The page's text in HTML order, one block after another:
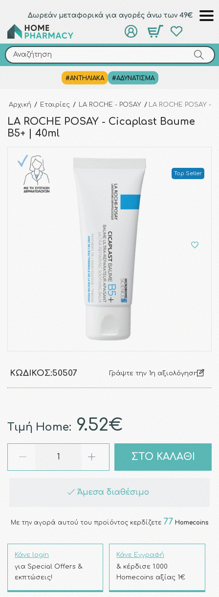
Δωρεάν μεταφορικά για αγορές άνω των 49€
Αναζήτηση
#ΑΝΤΗΛΙΑΚΑ #ΑΔΥΝΑΤΙΣΜΑ
Αναζήτηση
Αρχική / Εταιρίες / LA ROCHE - POSAY / LA ROCHE POSAY -
LA ROCHE POSAY - Cicaplast Baume
B5+ | 40ml
Top Seller
ΚΩΔΙΚΌΣ:50507 Γράψτε την 1η αξιολόγηση
Τιμή Home: 9.52€
ΣΤΟ ΚΑΛΑΘΙ
Άμεσα διαθέσιμο
Με την αγορά αυτού του προϊόντος κερδίζετε 77 Homecoins
Κάνε login
για Special Offers &
εκπτώσεις!
Κάνε Εγγραφή
& κέρδισε 1.000
Homecoins αξίας 1€